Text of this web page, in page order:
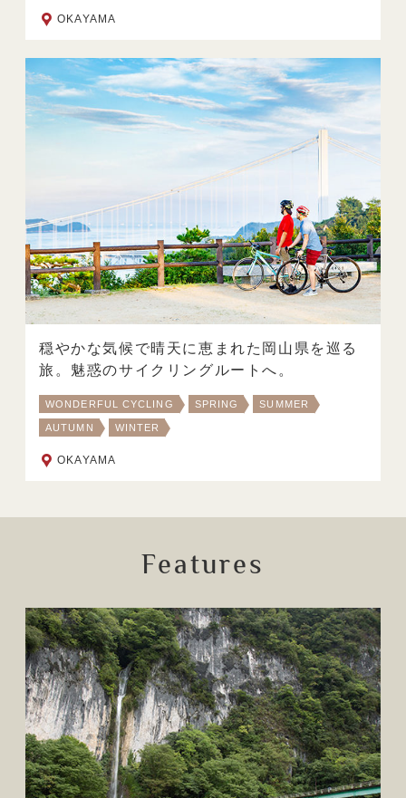
OKAYAMA
穏やかな気候で晴天に恵まれた岡山県を巡る
旅。魅惑のサイクリングルートへ。
WONDERFUL CYCLING SPRING SUMMER
AUTUMN WINTER
OKAYAMA
Features